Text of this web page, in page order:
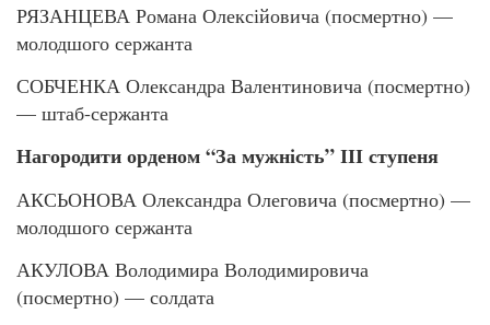
РЯЗАНЦЕВА Романа Олексійовича (посмертно) —
молодшого сержанта
СОБЧЕНКА Олександра Валентиновича (посмертно)
— штаб-сержанта
Нагородити орденом “За мужність” ІІІ ступеня
АКСЬОНОВА Олександра Олеговича (посмертно) —
молодшого сержанта
АКУЛОВА Володимира Володимировича
(посмертно) — солдата